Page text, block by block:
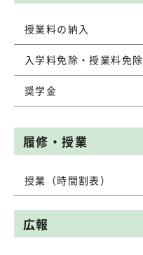
授業料の納入
入学料免除・授業料免除
奨学金
履修・授業
授業（時間割表）
広報